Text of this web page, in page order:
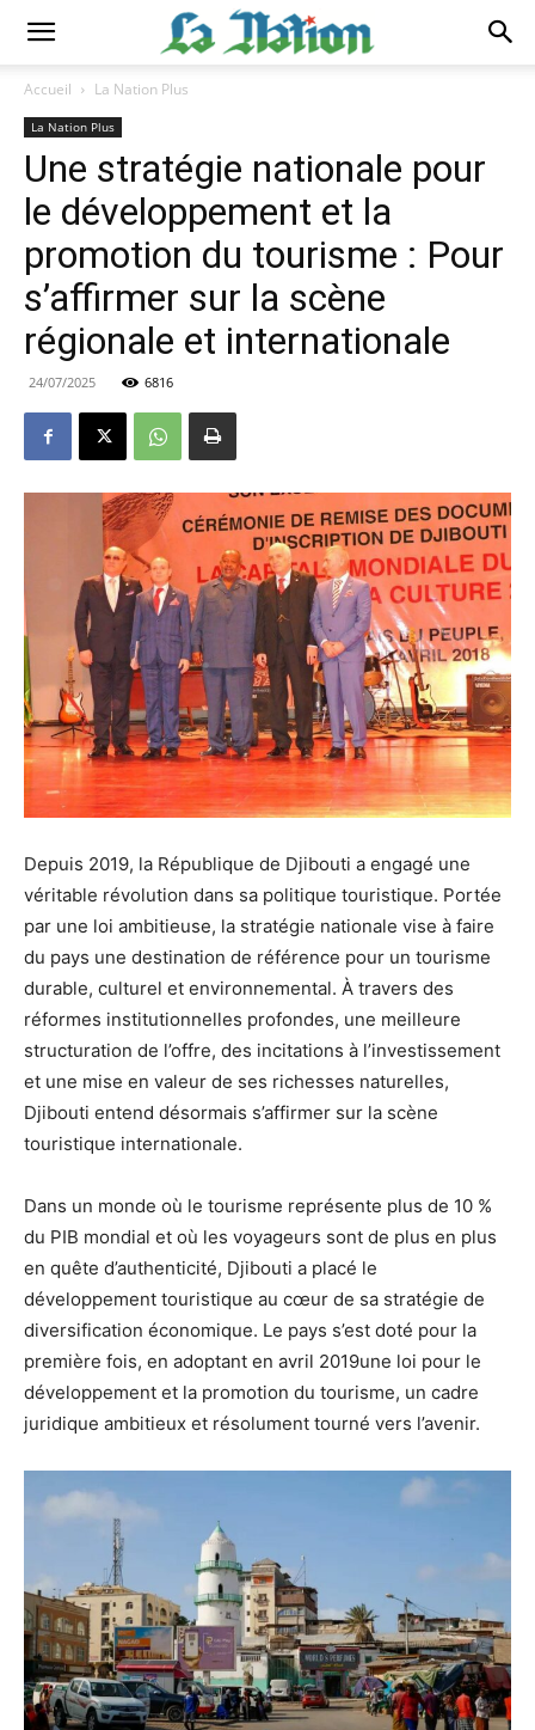
Accueil La Nation Plus
La Nation Plus
Une stratégie nationale pour
le développement et la
promotion du tourisme : Pour
s’affirmer sur la scène
régionale et internationale
24/07/2025 6816
Depuis 2019, la République de Djibouti a engagé une
véritable révolution dans sa politique touristique. Portée
par une loi ambitieuse, la stratégie nationale vise à faire
du pays une destination de référence pour un tourisme
durable, culturel et environnemental. À travers des
réformes institutionnelles profondes, une meilleure
structuration de l’offre, des incitations à l’investissement
et une mise en valeur de ses richesses naturelles,
Djibouti entend désormais s’affirmer sur la scène
touristique internationale.
Dans un monde où le tourisme représente plus de 10 %
du PIB mondial et où les voyageurs sont de plus en plus
en quête d’authenticité, Djibouti a placé le
développement touristique au cœur de sa stratégie de
diversification économique. Le pays s’est doté pour la
première fois, en adoptant en avril 2019une loi pour le
développement et la promotion du tourisme, un cadre
juridique ambitieux et résolument tourné vers l’avenir.